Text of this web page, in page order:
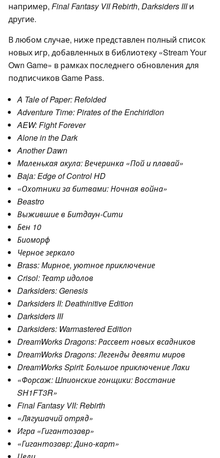
например, Final Fantasy VII Rebirth, Darksiders IIIи
другие.
В любом случае, ниже представлен полный список
новых игр, добавленных в библиотеку «Stream Your
Own Game» в рамках последнего обновления для
подписчиков Game Pass.
A Tale of Paper: Refolded
Adventure Time: Pirates of the Enchiridion
AEW: Fight Forever
Alone in the Dark
Another Dawn
Маленькая акула: Вечеринка «Пой и плавай»
Baja: Edge of Control HD
«Охотники за битвами: Ночная война»
Beastro
Выжившие в Битдаун-Сити
Бен 10
Биоморф
Черное зеркало
Brass: Мирное, уютное приключение
Crisol: Театр идолов
Darksiders: Genesis
Darksiders II: Deathinitive Edition
Darksiders III
Darksiders: Warmastered Edition
DreamWorks Dragons: Рассвет новых всадников
DreamWorks Dragons: Легенды девяти миров
DreamWorks Spirit: Большое приключение Лаки
«Форсаж: Шпионские гонщики: Восстание
SH1FT3R»
Final Fantasy VII: Rebirth
«Лягушачий отряд»
Игра «Гигантозавр»
«Гигантозавр: Дино-карт»